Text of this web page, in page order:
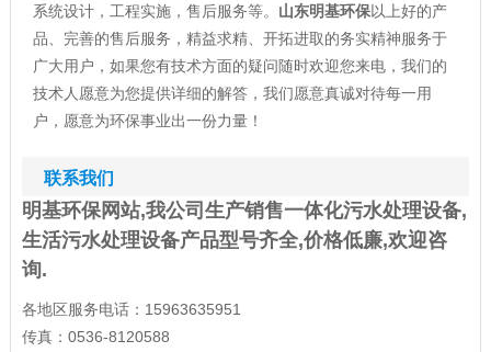
系统设计，工程实施，售后服务等。 山东明基环保以上好的产
品、完善的售后服务，精益求精、开拓进取的务实精神服务于
广大用户，如果您有技术方面的疑问随时欢迎您来电，我们的
技术人愿意为您提供详细的解答，我们愿意真诚对待每一用
户，愿意为环保事业出一份力量！
联系我们
明基环保网站,我公司生产销售一体化污水处理设备,
生活污水处理设备产品型号齐全,价格低廉,欢迎咨
询.
各地区服务电话：15963635951
传真：0536-8120588